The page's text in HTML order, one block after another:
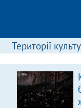
Території